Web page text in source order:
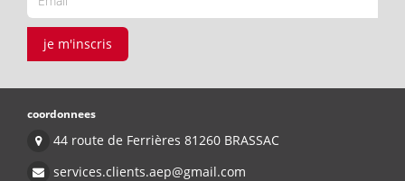
je m'inscris
coordonnees
44 route de Ferrières 81260 BRASSAC
services.clients.aep@gmail.com